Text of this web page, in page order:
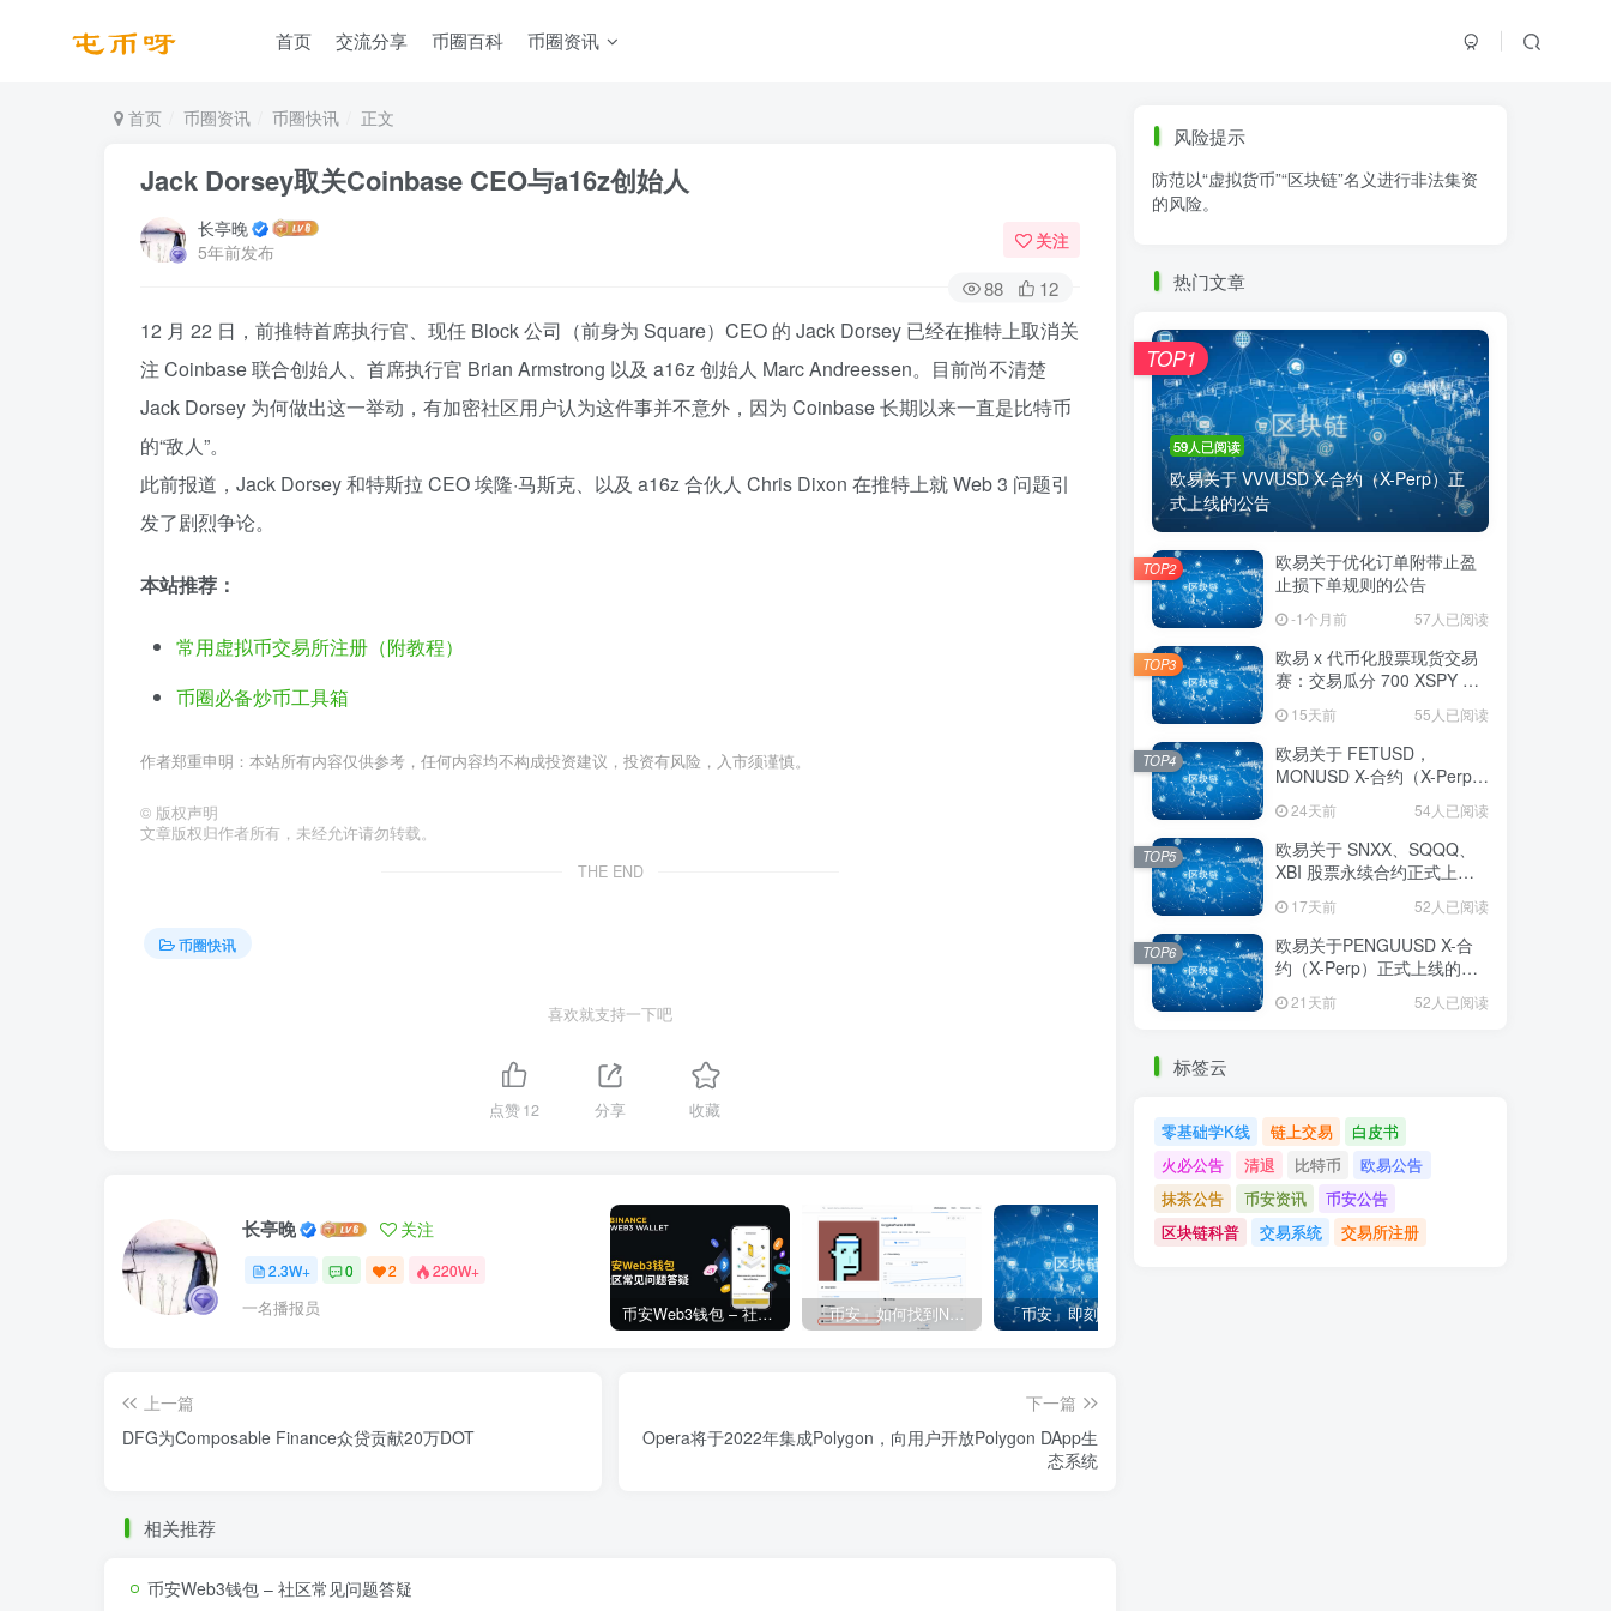
首页 交流分享 币圈百科 币圈资讯
首页 币圈资讯 币圈快讯 正文
Jack Dorsey取关Coinbase CEO与a16z创始人
长亭晚
5年前发布
关注
88 12
12 月 22 日，前推特首席执行官、现任 Block 公司（前身为 Square）CEO 的 Jack Dorsey 已经在推特上取消关
注 Coinbase 联合创始人、首席执行官 Brian Armstrong 以及 a16z 创始人 Marc Andreessen。目前尚不清楚
Jack Dorsey 为何做出这一举动，有加密社区用户认为这件事并不意外，因为 Coinbase 长期以来一直是比特币
的“敌人”。
此前报道，Jack Dorsey 和特斯拉 CEO 埃隆·马斯克、以及 a16z 合伙人 Chris Dixon 在推特上就 Web 3 问题引
发了剧烈争论。
本站推荐：
常用虚拟币交易所注册（附教程）
币圈必备炒币工具箱
作者郑重申明：本站所有内容仅供参考，任何内容均不构成投资建议，投资有风险，入市须谨慎。
© 版权声明
文章版权归作者所有，未经允许请勿转载。
THE END
币圈快讯
喜欢就支持一下吧
点赞12 分享 收藏
长亭晚 关注
2.3W+ 0 2 220W+
一名播报员 币安Web3钱包 – 社区常见问题答疑 「币安」如何找到NFT合约地址？
上一篇
DFG为Composable Finance众贷贡献20万DOT
下一篇
Opera将于2022年集成Polygon，向用户开放Polygon DApp生
态系统
相关推荐
币安Web3钱包 – 社区常见问题答疑
零基础学K线 链上交易
白皮书
火必公告
区块链科普
风险提示
防范以“虚拟货币”“区块链”名义进行非法集资
的风险。
热门文章
59人已阅读
欧易关于 VVVUSD X-合约（X-Perp）正
式上线的公告
TOP1
欧易关于优化订单附带止盈
止损下单规则的公告
-1个月前 57人已阅读
TOP2
欧易 x 代币化股票现货交易
赛：交易瓜分 700 XSPY 奖
15天前 55人已阅读
TOP3
欧易关于 FETUSD，
MONUSD X-合约（X-Perp）
24天前 54人已阅读
TOP4
欧易关于 SNXX、SQQQ、
XBI 股票永续合约正式上线
17天前 52人已阅读
TOP5
欧易关于PENGUUSD X-合
约（X-Perp）正式上线的公
21天前 52人已阅读
TOP6
标签云
零基础学K线 链上交易
白皮书
火必公告
清退 比特币
欧易公告
抹茶公告
币安资讯
币安公告
区块链科普
交易系统 交易所注册